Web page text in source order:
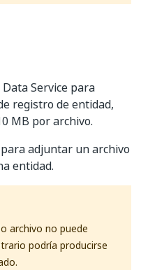
Service para
registro de entidad,
MB por archivo.
adjuntar un archivo
entidad.
archivo no puede
podría producirse